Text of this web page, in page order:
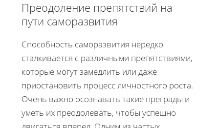
Преодоление препятствий на
пути саморазвития
Способность саморазвития нередко
сталкивается с различными препятствиями,
которые могут замедлить или даже
приостановить процесс личностного роста.
Очень важно осознавать такие преграды и
уметь их преодолевать, чтобы успешно